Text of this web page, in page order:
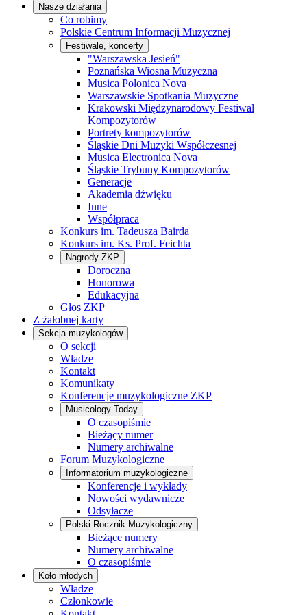
Nasze działania
Co robimy
Polskie Centrum Informacji Muzycznej
Festiwale, koncerty
"Warszawska Jesień"
Poznańska Wiosna Muzyczna
Musica Polonica Nova
Warszawskie Spotkania Muzyczne
Krakowski Międzynarodowy Festiwal
Kompozytorów
Portrety kompozytorów
Śląskie Dni Muzyki Współczesnej
Musica Electronica Nova
Śląskie Trybuny Kompozytorów
Generacje
Akademia dźwięku
Inne
Współpraca
Konkurs im. Tadeusza Bairda
Konkurs im. Ks. Prof. Feichta
Nagrody ZKP
Doroczna
Honorowa
Edukacyjna
Głos ZKP
Z żałobnej karty
Sekcja muzykologów
O sekcji
Władze
Kontakt
Komunikaty
Konferencje muzykologiczne ZKP
Musicology Today
O czasopiśmie
Bieżący numer
Numery archiwalne
Forum Muzykologiczne
Informatorium muzykologiczne
Konferencje i wykłady
Nowości wydawnicze
Odsyłacze
Polski Rocznik Muzykologiczny
Bieżące numery
Numery archiwalne
O czasopiśmie
Koło młodych
Władze
Członkowie